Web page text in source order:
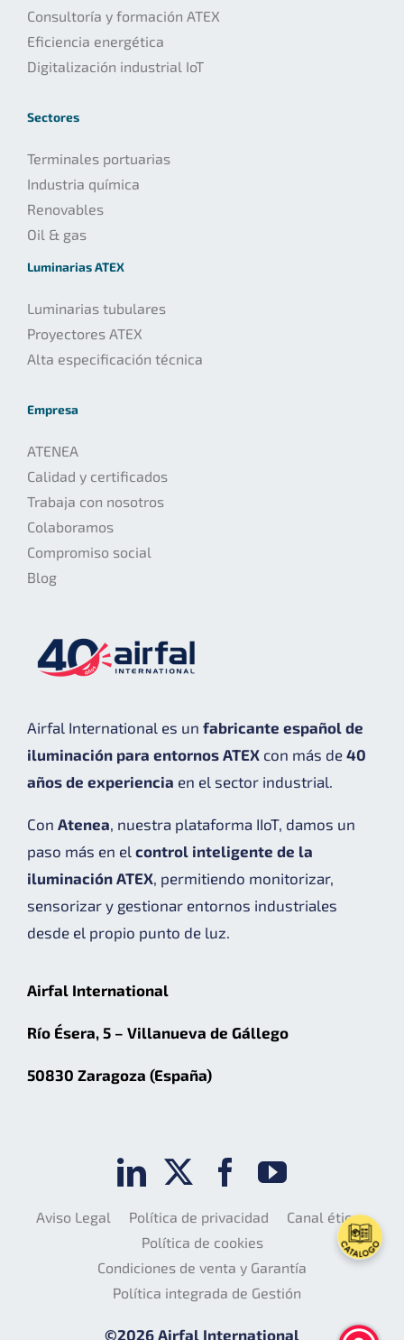
Consultoría y formación ATEX
Eficiencia energética
Digitalización industrial IoT
Sectores
Terminales portuarias
Industria química
Renovables
Oil & gas
Luminarias ATEX
Luminarias tubulares
Proyectores ATEX
Alta especificación técnica
Empresa
ATENEA
Calidad y certificados
Trabaja con nosotros
Colaboramos
Compromiso social
Blog
Airfal International es un fabricante español de
iluminación para entornos ATEXcon más de 40
años de experiencia en el sector industrial.
Con Atenea , nuestra plataforma IIoT, damos un
paso más en el control inteligente de la
iluminación ATEX, permitiendo monitorizar,
sensorizar y gestionar entornos industriales
desde el propio punto de luz.
Airfal International
Río Ésera, 5 – Villanueva de Gállego
50830 Zaragoza (España)
Aviso Legal Política de privacidad
Canal ético
Política de cookies
Condiciones de venta y Garantía
Política integrada de Gestión
©2026 Airfal International